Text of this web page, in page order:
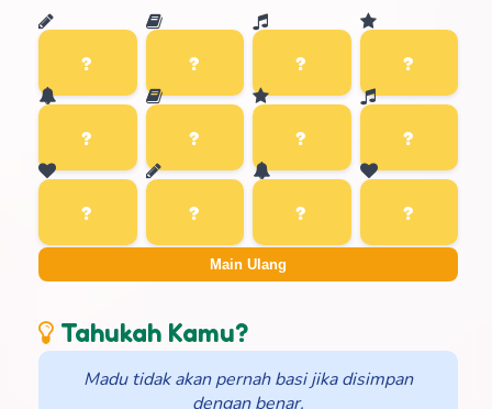
Main Ulang
Tahukah Kamu?
Madu tidak akan pernah basi jika disimpan
dengan benar.